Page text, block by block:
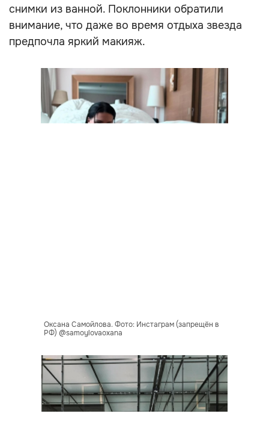
снимки из ванной. Поклонники обратили
внимание, что даже во время отдыха звезда
предпочла яркий макияж.
Оксана Самойлова. Фото: Инстаграм (запрещён в
РФ) @samoylovaoxana